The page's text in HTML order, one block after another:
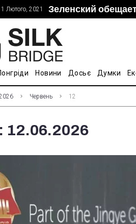
1 Лютого, 2021 Зеленский
Прошло 5-тое
“Дочка” Beijing
В Украине ввели
Новини Досьє Думки
Червень 12
12.06.2026